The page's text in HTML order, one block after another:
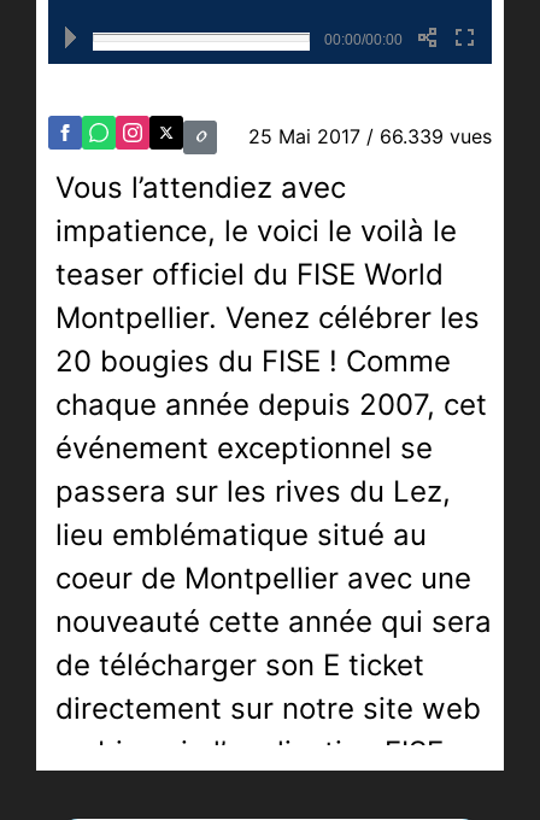
00:00/00:00
25 Mai 2017 / 66.339 vues
Vous l’attendiez avec
impatience, le voici le voilà le
teaser officiel du FISE World
Montpellier. Venez célébrer les
20 bougies du FISE ! Comme
chaque année depuis 2007, cet
événement exceptionnel se
passera sur les rives du Lez,
lieu emblématique situé au
coeur de Montpellier avec une
nouveauté cette année qui sera
de télécharger son E ticket
directement sur notre site web
ou bien via l’application FISE.